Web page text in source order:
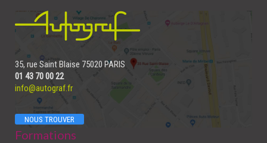
35, rue Saint Blaise 75020 PARIS
01 43 70 00 22
info@autograf.fr
NOUS TROUVER
Formations